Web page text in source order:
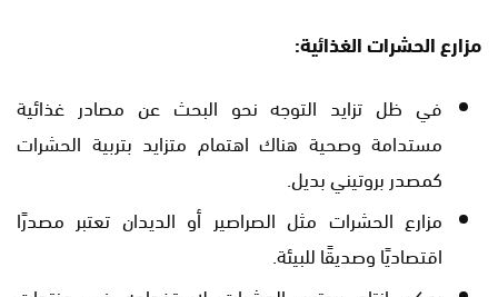
مزارع الحشرات الغذائية:
في ظل تزايد التوجه نحو البحث عن مصادر غذائية
مستدامة وصحية هناك اهتمام متزايد بتربية الحشرات
كمصدر بروتيني بديل.
مزارع الحشرات مثل الصراصير أو الديدان تعتبر مصدرًا
اقتصاديًا وصديقًا للبيئة.